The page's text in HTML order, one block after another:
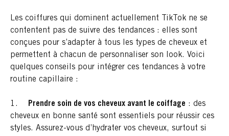
Les coiffures qui dominent actuellement TikTok ne se
contentent pas de suivre des tendances : elles sont
conçues pour s’adapter à tous les types de cheveux et
permettent à chacun de personnaliser son look. Voici
quelques conseils pour intégrer ces tendances à votre
routine capillaire :
1. Prendre soin de vos cheveux avant le coiffage : des
cheveux en bonne santé sont essentiels pour réussir ces
styles. Assurez-vous d’hydrater vos cheveux, surtout si